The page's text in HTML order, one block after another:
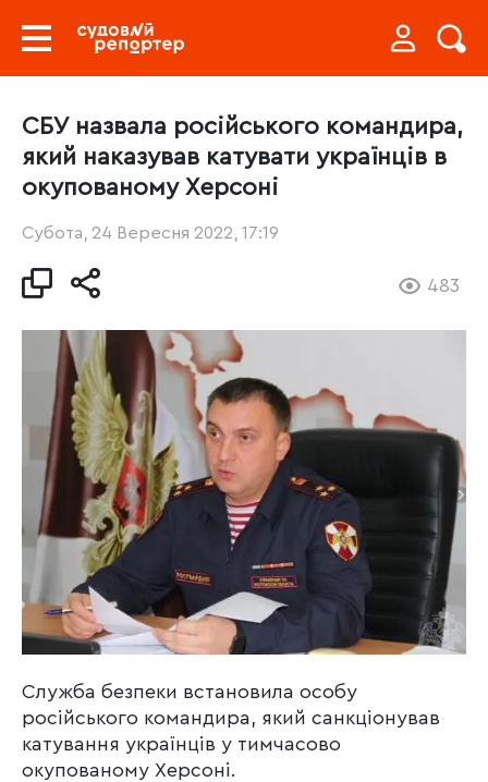
СБУ назвала російського командира,
який наказував катувати українців в
окупованому Херсоні
Субота, 24 Вересня 2022, 17:19
483
Служба безпеки встановила особу
російського командира, який санкціонував
катування українців у тимчасово
окупованому Херсоні.